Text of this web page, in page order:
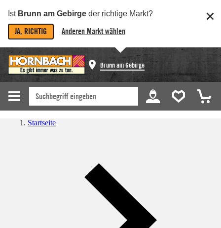
Ist Brunn am Gebirge der richtige Markt?
JA, RICHTIG Anderen Markt wählen
Brunn am Gebirge
Startseite